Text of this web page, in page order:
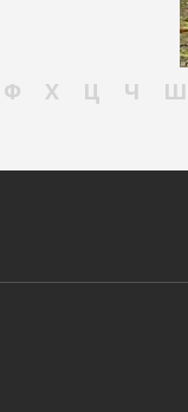
Ф Х Ц Ч Ш